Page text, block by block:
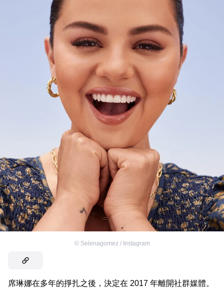
© Selenagomez / Instagram
席琳娜在多年的掙扎之後，決定在 2017 年離開社群媒體。